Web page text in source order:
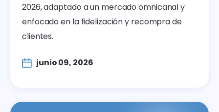
2026, adaptado a un mercado omnicanal y
enfocado en la fidelización y recompra de
clientes.
junio 09, 2026